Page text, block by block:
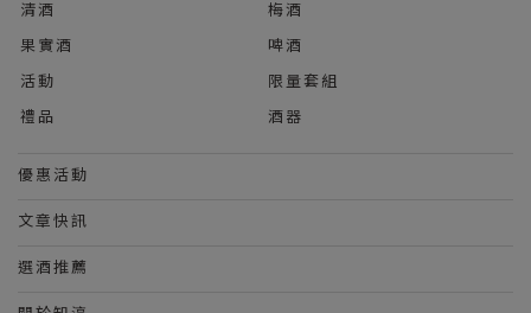
清酒
梅酒
果實酒
啤酒
活動
限量套組
禮品
酒器
優惠活動
文章快訊
選酒推薦